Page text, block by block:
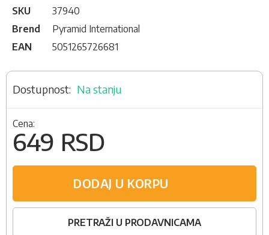
SKU
37940
Brend
Pyramid International
EAN
5051265726681
Na stanju
Cena:
649 RSD
DODAJ U KORPU
PRETRAŽI U PRODAVNICAMA